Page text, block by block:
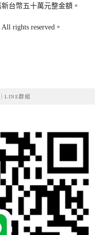
台幣五十萬元整金額。
rights reserved。
LINE群組